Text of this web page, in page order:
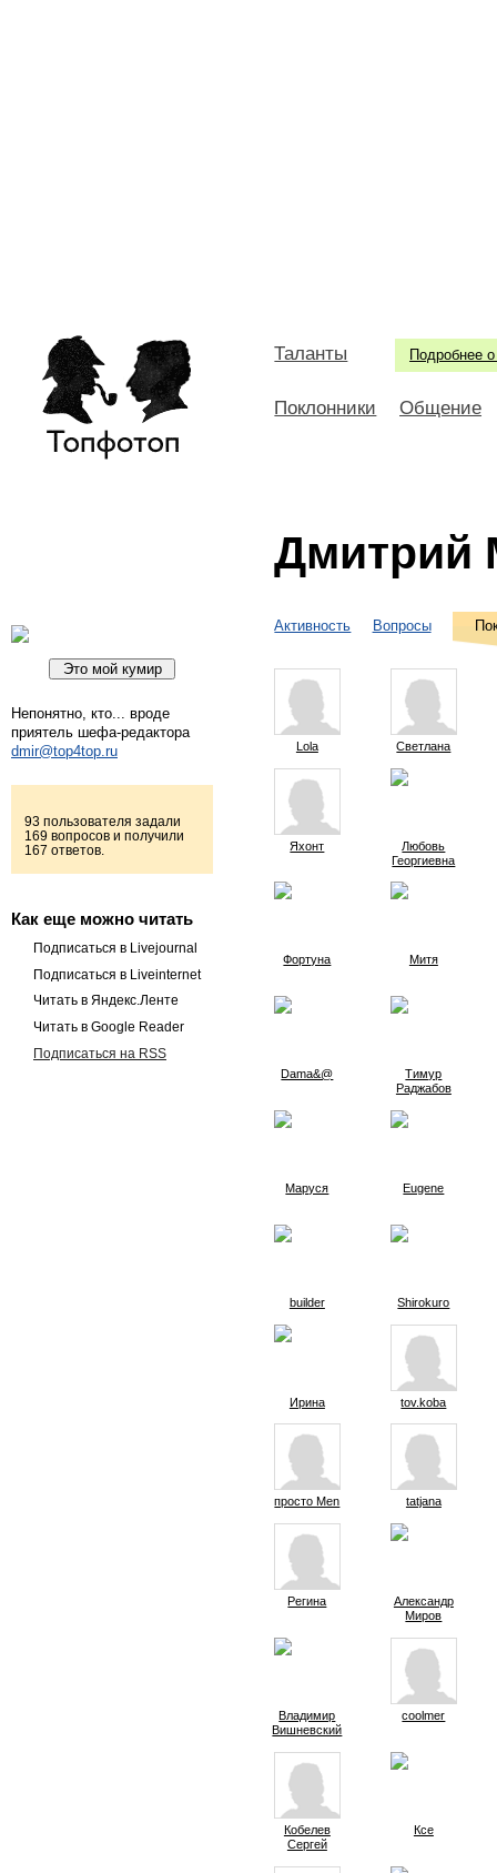
Подробнее о
Таланты
Поклонники Общение
Дмитрий
Непонятно, кто... вроде
приятель шефа-редактора
dmir@top4top.ru
93 пользователя задали
169 вопросов и получили
167 ответов.
Как еще можно читать
Подписаться в Livejournal
Подписаться в Liveinternet
Читать в Яндекс.Ленте
Читать в Google Reader
Подписаться на RSS
Активность Вопросы
Lola Светлана
Яхонт
Любовь
Георгиевна
Фортуна Митя
Dama&@
Тимур
Раджабов
Маруся Eugene
builder Shirokuro
Ирина tov.koba
просто Men tatjana
Регина
Александр
Миров
Владимир
Вишневский
coolmer
Кобелев
Сергей
Ксе